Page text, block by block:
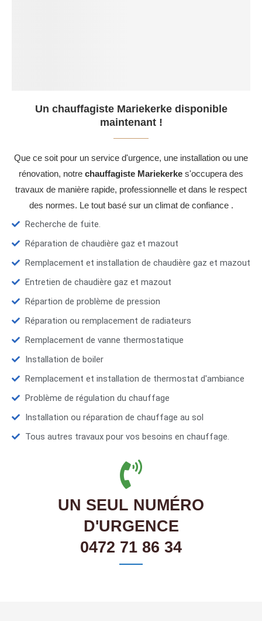
Un chauffagiste Mariekerke disponible
maintenant !
Que ce soit pour un service d'urgence, une installation ou une
rénovation, notre chauffagiste Mariekerke s'occupera des
travaux de manière rapide, professionnelle et dans le respect
des normes. Le tout basé sur un climat de confiance .
Recherche de fuite.
Réparation de chaudière gaz et mazout
Remplacement et installation de chaudière gaz et mazout
Entretien de chaudière gaz et mazout
Répartion de problème de pression
Réparation ou remplacement de radiateurs
Remplacement de vanne thermostatique
Installation de boiler
Remplacement et installation de thermostat d'ambiance
Problème de régulation du chauffage
Installation ou réparation de chauffage au sol
Tous autres travaux pour vos besoins en chauffage.
UN SEUL NUMÉRO
D'URGENCE
0472 71 86 34